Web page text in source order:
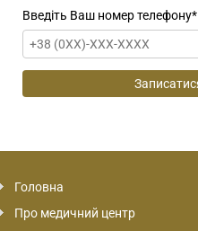
Введіть Ваш номер телефону*
Головна
Про медичний центр